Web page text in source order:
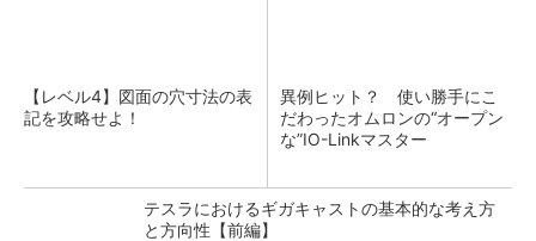
【レベル4】図面の穴寸法の表
記を攻略せよ！
異例ヒット？ 使い勝手にこ
だわったオムロンの“オープン
な”IO-Linkマスター
テスラにおけるギガキャストの基本的な考え方
と方向性【前編】